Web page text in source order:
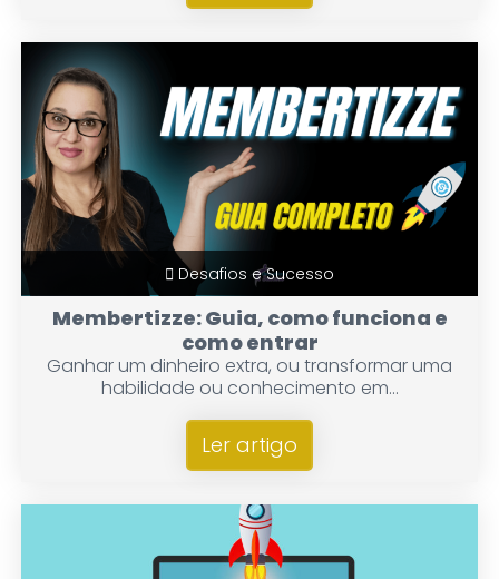
Desafios e Sucesso
Membertizze: Guia, como funciona e
como entrar
Ganhar um dinheiro extra, ou transformar uma
habilidade ou conhecimento em...
Ler artigo